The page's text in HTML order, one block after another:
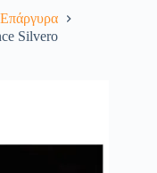
Silvero